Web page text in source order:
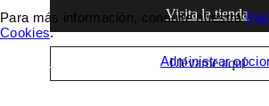
Visita la tienda
Llévame aquí
Para más información, consulte nuestra
Cookies.
Administrar